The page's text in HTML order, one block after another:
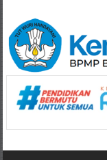
content
BPMP
Banten